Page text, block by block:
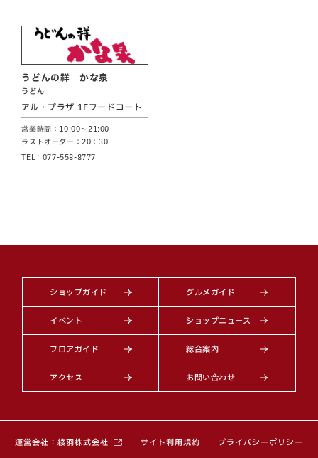
うどんの祥 かな泉
うどん
アル・プラザ 1Fフードコート
営業時間：10:00～21:00
ラストオーダー：20：30
TEL：077-558-8777
ショップガイド グルメガイド
イベント ショップニュース
フロアガイド 総合案内
アクセス お問い合わせ
運営会社：綾羽株式会社 （別ウィンドウで開きます）
サイト利用規約 プライバシーポリシー